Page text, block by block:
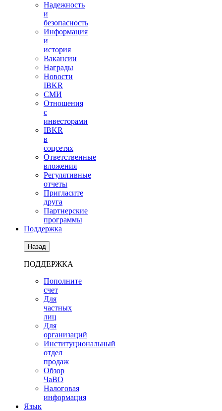
Надежность
и
безопасность
Информация
и
история
Вакансии
Награды
Новости
IBKR
СМИ
Отношения
с
инвесторами
IBKR
в
соцсетях
Ответственные
вложения
Регулятивные
отчеты
Пригласите
друга
Партнерские
программы
Поддержка
Назад
ПОДДЕРЖКА
Пополните
счет
Для
частных
лиц
Для
организаций
Институциональный
отдел
продаж
Обзор
ЧаВО
Налоговая
информация
Язык